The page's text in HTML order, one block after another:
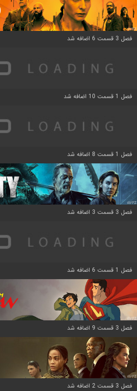
فصل 3 قسمت 6 اضافه شد
فصل 1 قسمت 10 اضافه شد
فصل 1 قسمت 8 اضافه شد
فصل 3 قسمت 3 اضافه شد
فصل 1 قسمت 6 اضافه شد
فصل 3 قسمت 9 اضافه شد
فصل 3 قسمت 2 اضافه شد